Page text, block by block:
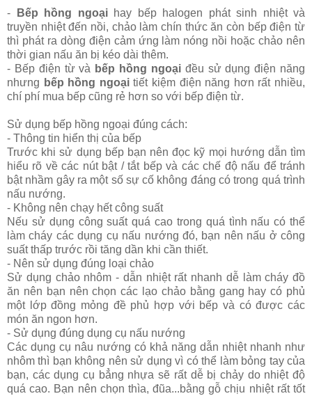
- Bếp hồng ngoạihay bếp halogen phát sinh nhiệt và
truyền nhiệt đến nồi, chảo làm chín thức ăn còn bếp điện từ
thì phát ra dòng điện cảm ứng làm nóng nồi hoặc chảo nên
thời gian nấu ăn bị kéo dài thêm.
- Bếp điện từ và bếp hồng ngoạiđều sử dụng điện năng
nhưng bếp hồng ngoạitiết kiệm điện năng hơn rất nhiều,
chí phí mua bếp cũng rẻ hơn so với bếp điện từ.
Sử dụng bếp hồng ngoại đúng cách:
- Thông tin hiển thị của bếp
Trước khi sử dụng bếp bạn nên đọc kỹ mọi hướng dẫn tìm
hiểu rõ về các nút bật / tắt bếp và các chế độ nấu để tránh
bật nhầm gây ra một số sự cố không đáng có trong quá trình
nấu nướng.
- Không nên chạy hết công suất
Nếu sử dụng công suất quá cao trong quá tình nấu có thể
làm cháy các dụng cụ nấu nướng đó, bạn nên nấu ở công
suất thấp trước rồi tăng dần khi cần thiết.
- Nên sử dụng đúng loại chảo
Sử dụng chảo nhôm - dẫn nhiệt rất nhanh dễ làm cháy đồ
ăn nên bạn nên chọn các lạo chảo bằng gang hay có phủ
một lớp đồng mỏng đề phủ hợp với bếp và có được các
món ăn ngon hơn.
- Sử dụng đúng dụng cụ nấu nướng
Các dụng cụ nâu nướng có khả năng dẫn nhiệt nhanh như
nhôm thì bạn không nên sử dụng vì có thể làm bỏng tay của
bạn, các dụng cụ bẳng nhựa sẽ rất dễ bị chảy do nhiệt độ
quá cao. Bạn nên chọn thìa, đũa...bằng gỗ chịu nhiệt rất tốt